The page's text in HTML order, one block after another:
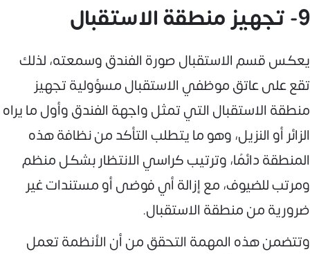
9- تجهيز منطقة الاستقبال
يعكس قسم الاستقبال صورة الفندق وسمعته، لذلك
تقع على عاتق موظفي الاستقبال مسؤولية تجهيز
منطقة الاستقبال التي تمثل واجهة الفندق وأول ما يراه
الزائر أو النزيل، وهو ما يتطلب التأكد من نظافة هذه
المنطقة دائمًا، وترتيب كراسي الانتظار بشكل منظم
ومرتب للضيوف، مع إزالة أي فوضى أو مستندات غير
ضرورية من منطقة الاستقبال.
وتتضمن هذه المهمة التحقق من أن الأنظمة تعمل